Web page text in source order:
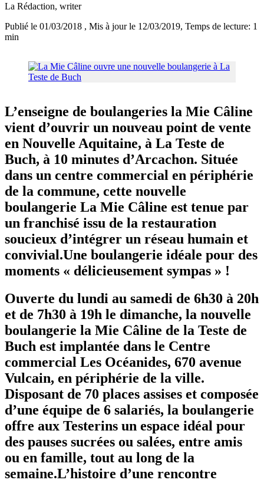
La Rédaction, writer
Publié le 01/03/2018 , Mis à jour le 12/03/2019, Temps de lecture: 1
min
L’enseigne de boulangeries la Mie Câline
vient d’ouvrir un nouveau point de vente
en Nouvelle Aquitaine, à La Teste de
Buch, à 10 minutes d’Arcachon. Située
dans un centre commercial en périphérie
de la commune, cette nouvelle
boulangerie La Mie Câline est tenue par
un franchisé issu de la restauration
soucieux d’intégrer un réseau humain et
convivial.Une boulangerie idéale pour des
moments « délicieusement sympas » !
Ouverte du lundi au samedi de 6h30 à 20h
et de 7h30 à 19h le dimanche, la nouvelle
boulangerie la Mie Câline de la Teste de
Buch est implantée dans le Centre
commercial Les Océanides, 670 avenue
Vulcain, en périphérie de la ville.
Disposant de 70 places assises et composée
d’une équipe de 6 salariés, la boulangerie
offre aux Testerins un espace idéal pour
des pauses sucrées ou salées, entre amis
ou en famille, tout au long de la
semaine.L’histoire d’une rencontre